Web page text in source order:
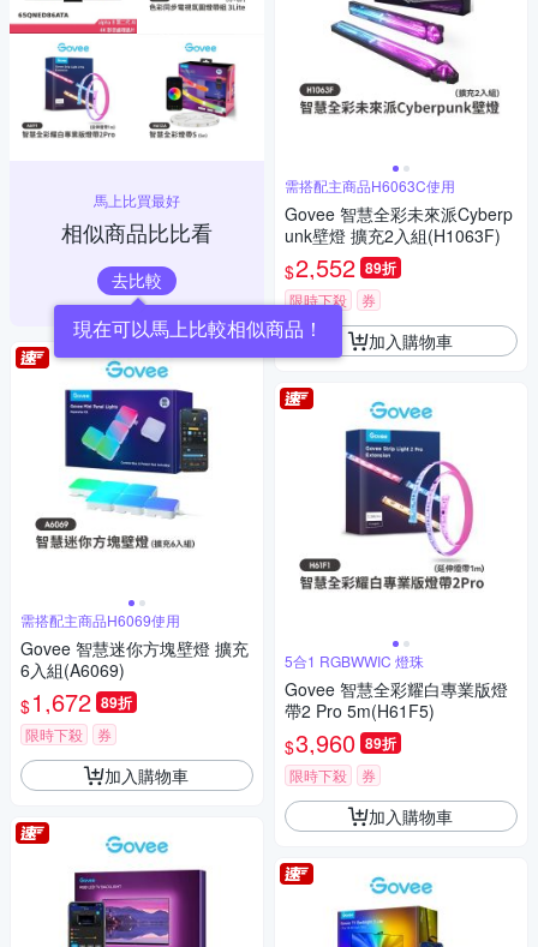
馬上比買最好
相似商品比比看
去比較
現在可以馬上比較相似商品！
需搭配主商品H6069使用
Govee 智慧迷你方塊壁燈 擴充
6入組(A6069)
$1,672 89折
限時下殺 券
加入購物車
需搭配主商品H6063C使用
Govee 智慧全彩未來派Cyberp
unk壁燈 擴充2入組(H1063F)
$2,552 89折
限時下殺 券
加入購物車
5合1 RGBWWIC 燈珠
Govee 智慧全彩耀白專業版燈
帶2 Pro 5m(H61F5)
$3,960 89折
限時下殺 券
加入購物車